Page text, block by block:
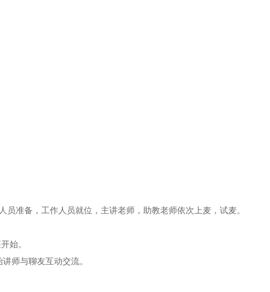
员准备，工作人员就位，主讲老师，助教老师依次上麦，试麦。
始。
师与聊友互动交流。